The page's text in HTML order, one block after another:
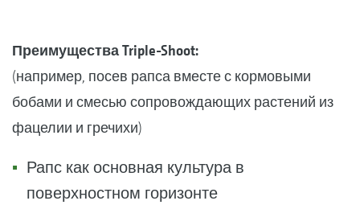
Преимущества Triple-Shoot:
(например, посев рапса вместе с кормовыми
бобами и смесью сопровождающих растений из
фацелии и гречихи)
Рапс как основная культура в
поверхностном горизонте